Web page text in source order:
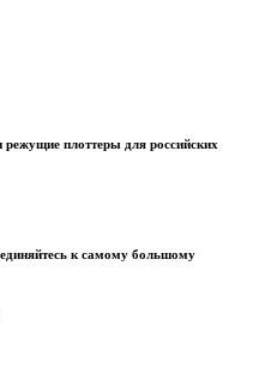
плоттеры для российских
к самому большому